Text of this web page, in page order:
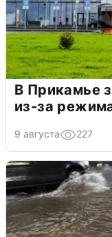
В Прикамье
из-за
9 августа 227